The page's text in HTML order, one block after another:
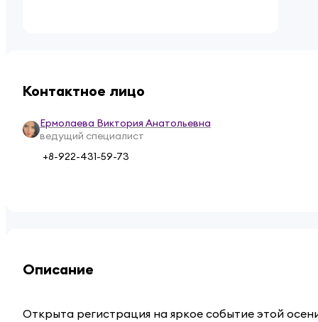
Контактное лицо
Ермолаева Виктория Анатольевна
ведущий специалист
+8-922-431-59-73
Описание
Открыта регистрация на яркое событие этой